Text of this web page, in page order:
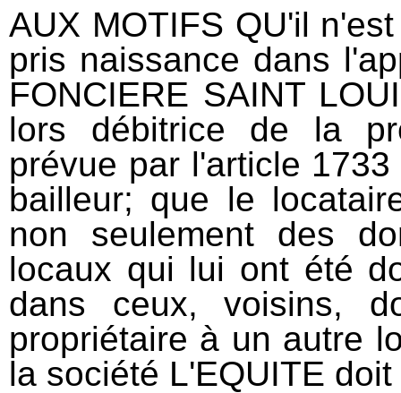
AUX MOTIFS QU'il
pris naissance dans
FONCIERE SAINT
lors débitrice de la
prévue par l'article
bailleur; que le
non seulement des
locaux qui lui ont été
dans ceux, voisins,
propriétaire à un autre
la société L'EQUITE